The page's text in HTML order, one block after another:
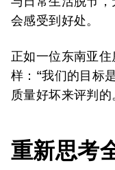
会感受到好处。
正如一位东南亚
样：“我们的目标
质量好坏来评判的
重新思考